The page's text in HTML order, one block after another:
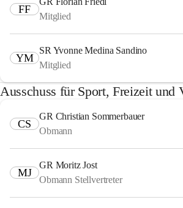
FF
Mitglied
YM
SR Yvonne Medina Sandino
Mitglied
Ausschuss für Sport, Freizeit und
CS
GR Christian Sommerbauer
Obmann
MJ
GR Moritz Jost
Obmann Stellvertreter